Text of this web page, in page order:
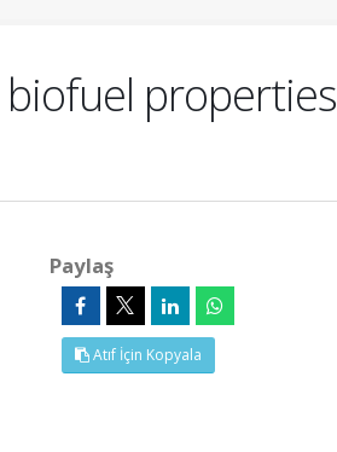
properties
Paylaş
Atıf İçin Kopyala